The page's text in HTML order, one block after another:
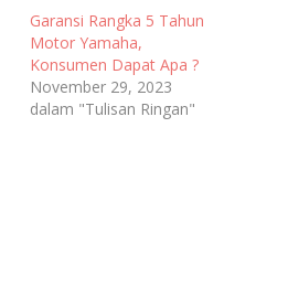
Garansi Rangka 5 Tahun
Motor Yamaha,
Konsumen Dapat Apa ?
November 29, 2023
dalam "Tulisan Ringan"